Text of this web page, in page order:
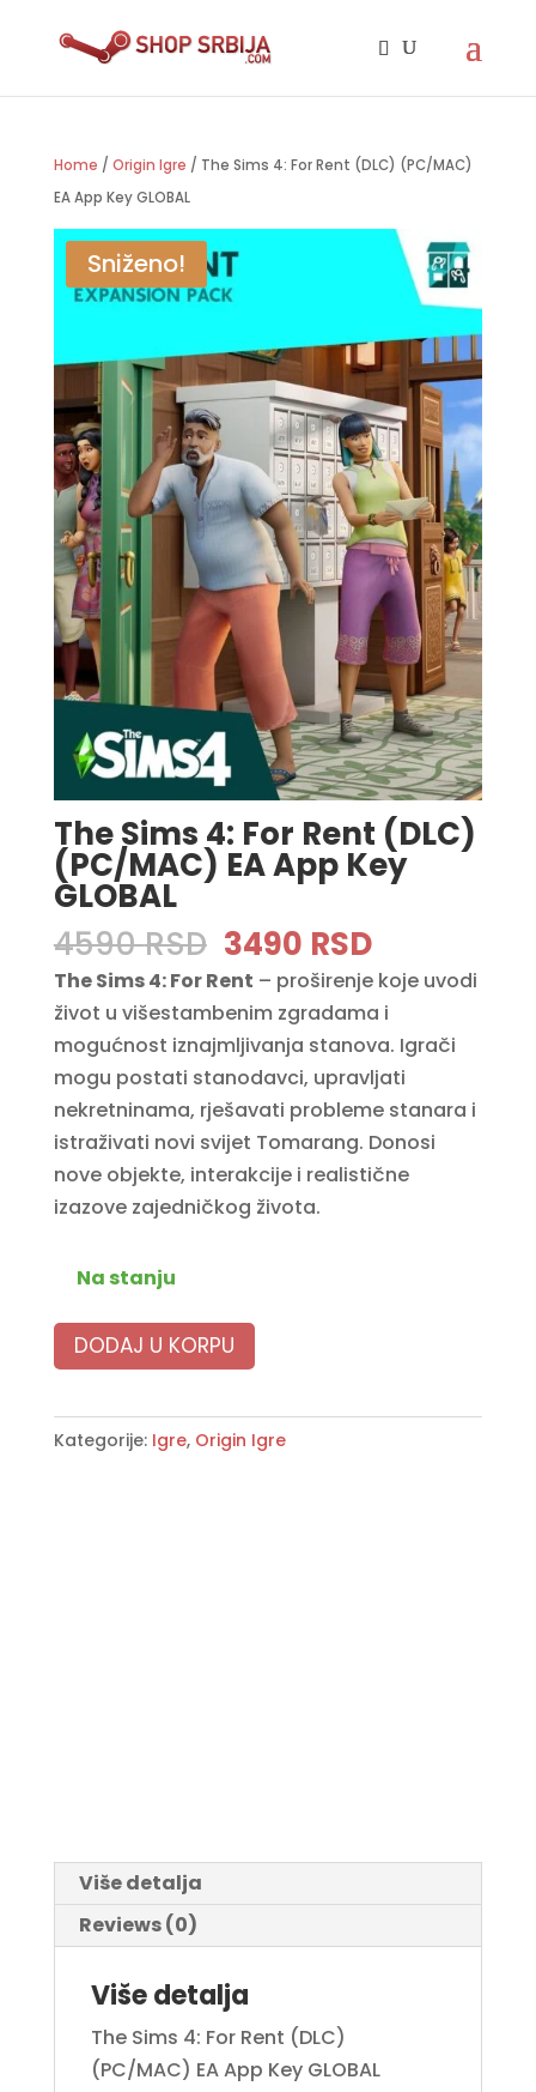
Home / Origin Igre / The Sims 4: For Rent (DLC) (PC/MAC)
EA App Key GLOBAL
Sniženo!
The Sims 4: For Rent (DLC)
(PC/MAC) EA App Key
GLOBAL
4590RSD Original
price
was:
4590 RSD.
3490 RSDCurrent
price
is:
3490 RSD.
The Sims 4: For Rent – proširenje koje uvodi
život u višestambenim zgradama i
mogućnost iznajmljivanja stanova. Igrači
mogu postati stanodavci, upravljati
nekretninama, rješavati probleme stanara i
istraživati novi svijet Tomarang. Donosi
nove objekte, interakcije i realistične
izazove zajedničkog života.
Na stanju
DODAJ U KORPU
Kategorije: Igre, Origin Igre
Više detalja
Reviews (0)
Više detalja
The Sims 4: For Rent (DLC)
(PC/MAC) EA App Key GLOBAL